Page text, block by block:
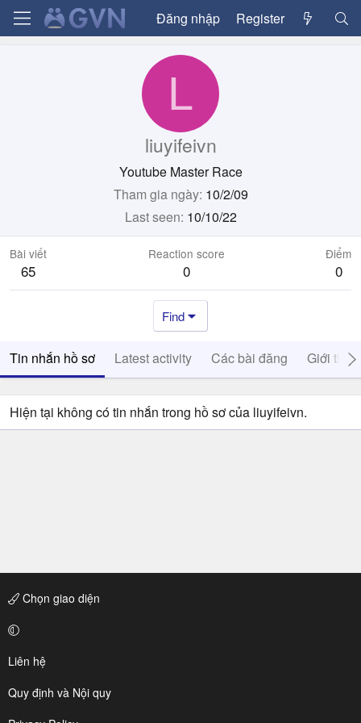
Đăng nhập Register
L
liuyifeivn
Youtube Master Race
Tham gia ngày 10/2/09
Last seen 10/10/22
Bài viết
65
Reaction score
0
Điểm
0
Find
Tin nhắn hồ sơ Latest activity Các bài đăng Giới thiệu
Hiện tại không có tin nhắn trong hồ sơ của liuyifeivn.
Chọn giao diện
Liên hệ
Quy định và Nội quy